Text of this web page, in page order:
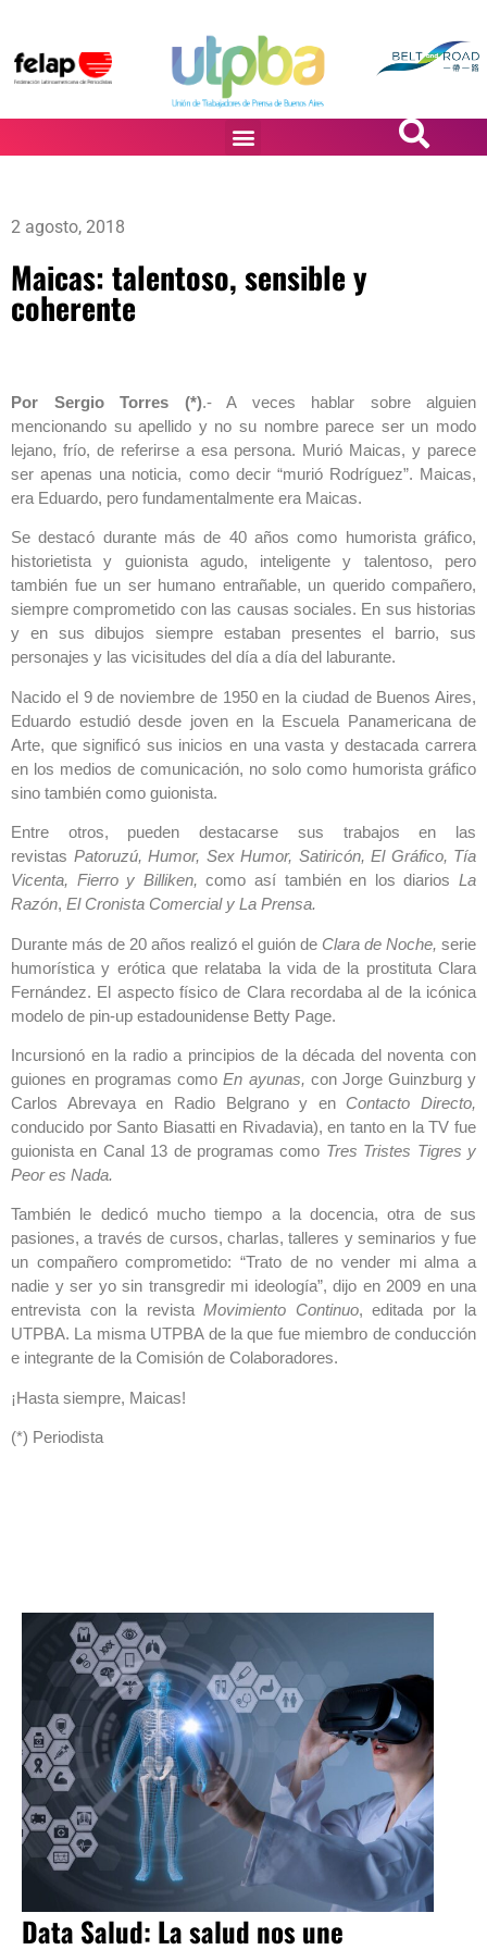
2 agosto, 2018
Maicas: talentoso, sensible y
coherente
Por Sergio Torres (*).- A veces hablar sobre alguien
mencionando su apellido y no su nombre parece ser un modo
lejano, frío, de referirse a esa persona. Murió Maicas, y parece
ser apenas una noticia, como decir “murió Rodríguez”. Maicas,
era Eduardo, pero fundamentalmente era Maicas.
Se destacó durante más de 40 años como humorista gráfico,
historietista y guionista agudo, inteligente y talentoso, pero
también fue un ser humano entrañable, un querido compañero,
siempre comprometido con las causas sociales. En sus historias
y en sus dibujos siempre estaban presentes el barrio, sus
personajes y las vicisitudes del día a día del laburante.
Nacido el 9 de noviembre de 1950 en la ciudad de Buenos Aires,
Eduardo estudió desde joven en la Escuela Panamericana de
Arte, que significó sus inicios en una vasta y destacada carrera
en los medios de comunicación, no solo como humorista gráfico
sino también como guionista.
Entre otros, pueden destacarse sus trabajos en las
revistas Patoruzú, Humor, Sex Humor, Satiricón, El Gráfico, Tía
Vicenta, Fierro y Billiken,como así también en los diariosLa
Razón, El Cronista Comercial y La Prensa.
Durante más de 20 años realizó el guión de Clara de Noche, serie
humorística y erótica que relataba la vida de la prostituta Clara
Fernández. El aspecto físico de Clara recordaba al de la icónica
modelo de pin-up estadounidense Betty Page.
Incursionó en la radio a principios de la década del noventa con
guiones en programas comoEn ayunas, con Jorge Guinzburg y
Carlos Abrevaya en Radio Belgrano y en Contacto Directo,
conducido por Santo Biasatti en Rivadavia), en tanto en la TV fue
guionista en Canal 13 de programas como Tres Tristes Tigres y
Peor es Nada.
También le dedicó mucho tiempo a la docencia, otra de sus
pasiones, a través de cursos, charlas, talleres y seminarios y fue
un compañero comprometido: “Trato de no vender mi alma a
nadie y ser yo sin transgredir mi ideología”, dijo en 2009 en una
entrevista con la revista Movimiento Continuo, editada por la
UTPBA. La misma UTPBA de la que fue miembro de conducción
e integrante de la Comisión de Colaboradores.
¡Hasta siempre, Maicas!
(*) Periodista
Data Salud: La salud nos une